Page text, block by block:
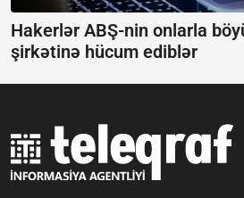
Hakerlər ABŞ-nin onlarla
şirkətinə hücum ediblər